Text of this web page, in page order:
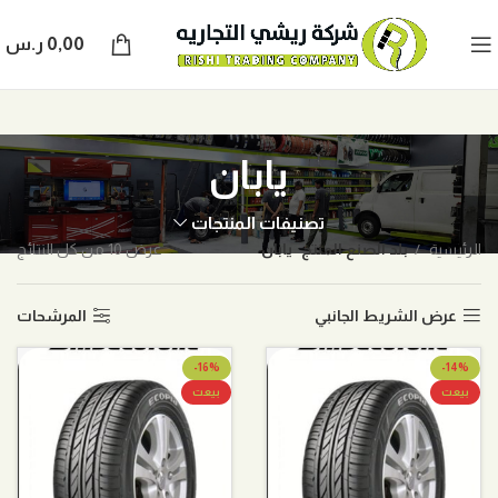
0,00 ر.س
يابان
تصنيفات المنتجات
الرئيسية بلد الصنع المنتج يابان عرض ⁦10⁩ من كل النتائج
عرض الشريط الجانبي المرشحات
-14%
بيعت
-16%
بيعت